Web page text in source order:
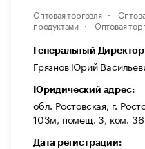
Оптовая торговля
продуктами
Оптовая
Генеральный
Грязнов Юрий
Юридический адрес:
обл. Ростовская, г.
103м, помещ. 3, ком. 36
Дата регистрации: